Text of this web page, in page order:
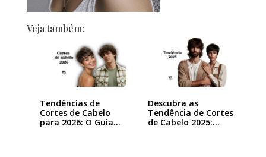
Veja também:
Tendências de
Cortes de Cabelo
para 2026: O Guia…
Descubra as
Tendência de Cortes
de Cabelo 2025:…